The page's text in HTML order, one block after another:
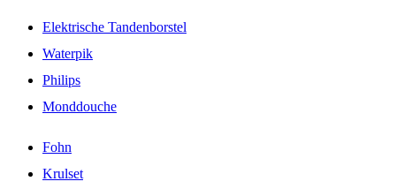
Elektrische Tandenborstel
Waterpik
Philips
Monddouche
Fohn
Krulset